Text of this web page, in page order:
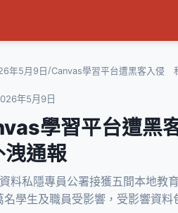
年5月9日/Canvas學習平台遭黑客入侵
年5月9日
學習平台遭黑
洩通報
料私隱專員公署接獲五間本地教
名學生及職員受影響，受影響資料